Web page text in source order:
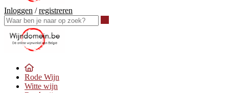
Inloggen /registreren
Rode Wijn
Witte wijn